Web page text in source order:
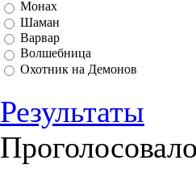
Монах
Шаман
Варвар
Волшебница
Охотник на Демонов
Результаты